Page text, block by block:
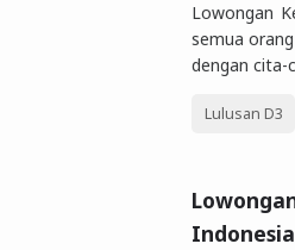
Lowongan
semua
dengan cita-
Lulusan D3